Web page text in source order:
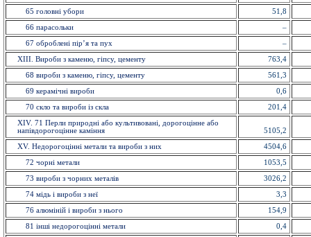
65 головнi убори 51,8
66 парасольки –
67 оброблені пір’я та пух –
XIII. Вироби з каменю, гіпсу, цементу 763,4
68 вироби з каменю, гiпсу, цементу 561,3
69 керамiчнi вироби 0,6
70 скло та вироби із cкла 201,4
ХІV. 71 Перли природні або культивовані, дорогоцінне або
напівдорогоцінне каміння
5105,2
XV. Недорогоцінні метали та вироби з них 4504,6
72 чорнi метали 1053,5
73 вироби з чорних металiв 3026,2
74 мiдь i вироби з неї 3,3
76 алюмiнiй i вироби з нього 154,9
81 інші недорогоцінні метали 0,4